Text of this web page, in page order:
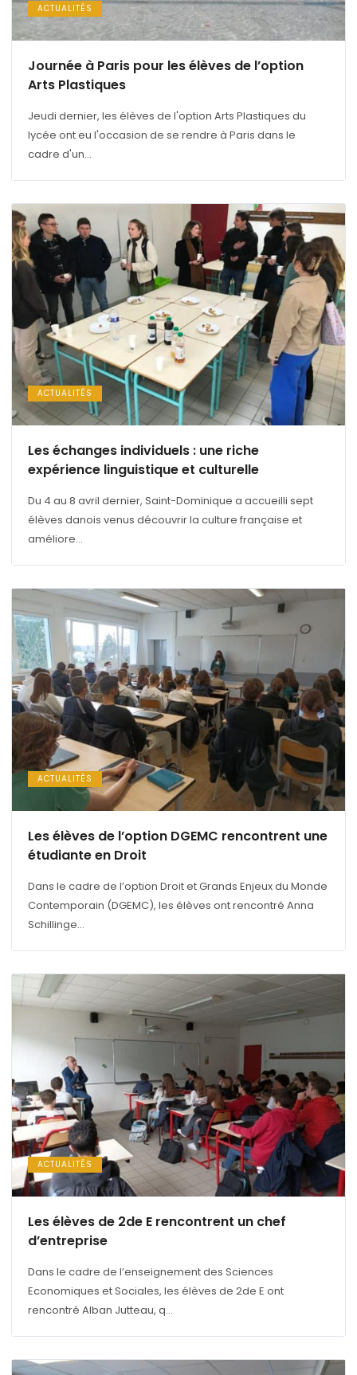
ACTUALITÉS
Journée à Paris pour les élèves de l’option
Arts Plastiques
Jeudi dernier, les élèves de l'option Arts Plastiques du
lycée ont eu l'occasion de se rendre à Paris dans le
cadre d'un...
ACTUALITÉS
Les échanges individuels : une riche
expérience linguistique et culturelle
Du 4 au 8 avril dernier, Saint-Dominique a accueilli sept
élèves danois venus découvrir la culture française et
améliore...
ACTUALITÉS
Les élèves de l’option DGEMC rencontrent une
étudiante en Droit
Dans le cadre de l’option Droit et Grands Enjeux du Monde
Contemporain (DGEMC), les élèves ont rencontré Anna
Schillinge...
ACTUALITÉS
Les élèves de 2de E rencontrent un chef
d’entreprise
Dans le cadre de l’enseignement des Sciences
Economiques et Sociales, les élèves de 2de E ont
rencontré Alban Jutteau, q...